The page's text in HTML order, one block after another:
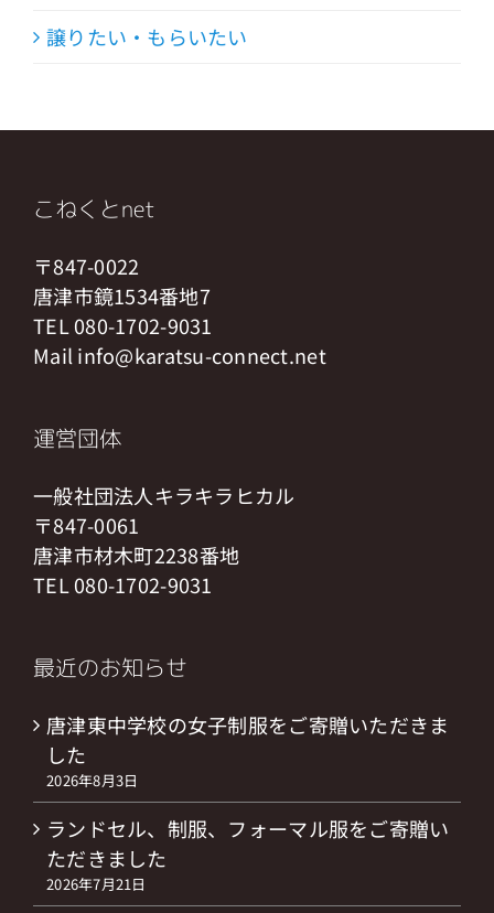
譲りたい・もらいたい
こねくとnet
〒847-0022
唐津市鏡1534番地7
TEL 080-1702-9031
Mail info@karatsu-connect.net
運営団体
一般社団法人キラキラヒカル
〒847-0061
唐津市材木町2238番地
TEL 080-1702-9031
最近のお知らせ
唐津東中学校の女子制服をご寄贈いただきま
した
2026年8月3日
ランドセル、制服、フォーマル服をご寄贈い
ただきました
2026年7月21日